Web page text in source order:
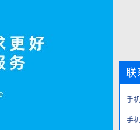
联
手机
手机